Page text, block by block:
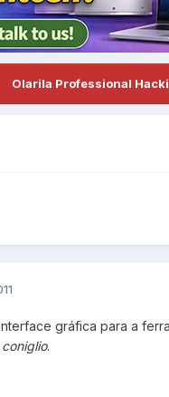
Olarila Professional
gráfica para a
coniglio.